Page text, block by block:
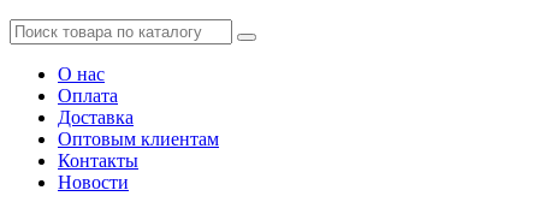
О нас
Оплата
Доставка
Оптовым клиентам
Контакты
Новости